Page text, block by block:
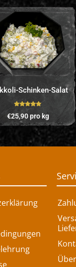
Schinken-Salat
Bewertet mit
5.00von 5
€25,90pro kg